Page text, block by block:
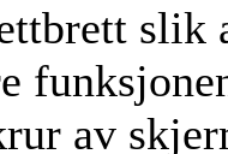
slik
av